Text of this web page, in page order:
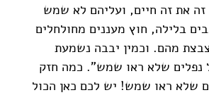
זה את זה חיים, ועליהם לא שמש
בלילה, חוץ מעננים מחולחלים
מהם. וכמין יבבה נשמעת
נפלים שלא ראו שמש". כמה חזק
שלא ראו שמש! יש לכם כאן הכול